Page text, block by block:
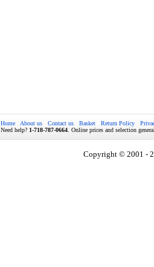
Home About us Contact us Basket Return Policy
Need help? 1-718-787-0664 . Online prices and selection
Copyright © 2001 -